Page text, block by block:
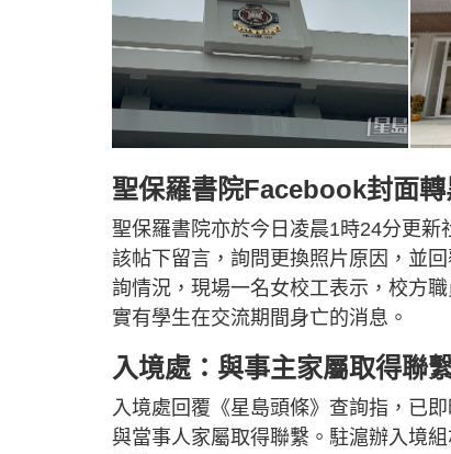
聖保羅書院Facebook封面轉
聖保羅書院亦於今日凌晨1時24分更
該帖下留言，詢問更換照片原因，並
詢情況，現場一名女校工表示，校方
實有學生在交流期間身亡的消息。
入境處：與事主家屬取得聯
入境處回覆《星島頭條》查詢指，已
與當事人家屬取得聯繫。駐滬辦入境